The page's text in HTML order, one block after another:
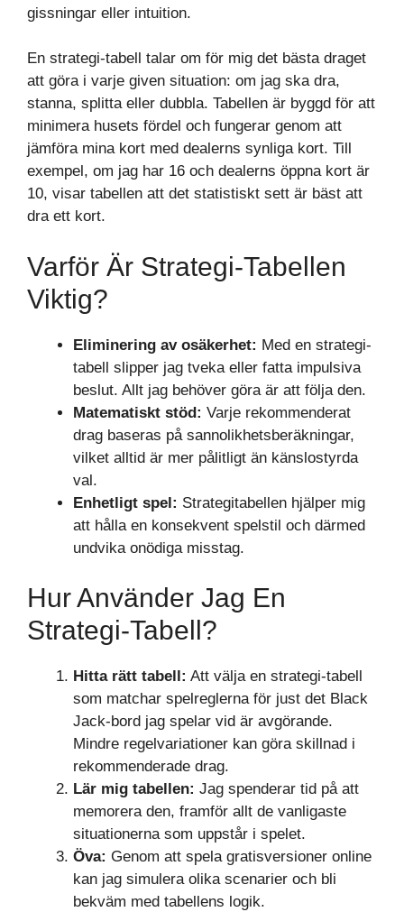
gissningar eller intuition.
En strategi-tabell talar om för mig det bästa draget
att göra i varje given situation: om jag ska dra,
stanna, splitta eller dubbla. Tabellen är byggd för att
minimera husets fördel och fungerar genom att
jämföra mina kort med dealerns synliga kort. Till
exempel, om jag har 16 och dealerns öppna kort är
10, visar tabellen att det statistiskt sett är bäst att
dra ett kort.
Varför Är Strategi-Tabellen
Viktig?
Eliminering av osäkerhet: Med en strategi-
tabell slipper jag tveka eller fatta impulsiva
beslut. Allt jag behöver göra är att följa den.
Matematiskt stöd: Varje rekommenderat
drag baseras på sannolikhetsberäkningar,
vilket alltid är mer pålitligt än känslostyrda
val.
Enhetligt spel: Strategitabellen hjälper mig
att hålla en konsekvent spelstil och därmed
undvika onödiga misstag.
Hur Använder Jag En
Strategi-Tabell?
Hitta rätt tabell: Att välja en strategi-tabell
som matchar spelreglerna för just det Black
Jack-bord jag spelar vid är avgörande.
Mindre regelvariationer kan göra skillnad i
rekommenderade drag.
Lär mig tabellen: Jag spenderar tid på att
memorera den, framför allt de vanligaste
situationerna som uppstår i spelet.
Öva: Genom att spela gratisversioner online
kan jag simulera olika scenarier och bli
bekväm med tabellens logik.